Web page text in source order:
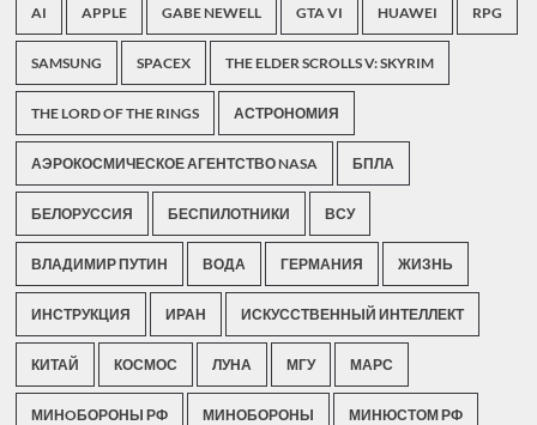
AI APPLE GABE NEWELL GTA VI HUAWEI RPG
SAMSUNG SPACEX THE ELDER SCROLLS V: SKYRIM
THE LORD OF THE RINGS АСТРОНОМИЯ
АЭРОКОСМИЧЕСКОЕ АГЕНТСТВО NASA БПЛА
БЕЛОРУССИЯ БЕСПИЛОТНИКИ ВСУ
ВЛАДИМИР ПУТИН ВОДА ГЕРМАНИЯ ЖИЗНЬ
ИНСТРУКЦИЯ ИРАН ИСКУССТВЕННЫЙ ИНТЕЛЛЕКТ
КИТАЙ КОСМОС ЛУНА МГУ МАРС
МИНOБОРОНЫ РФ МИНОБОРОНЫ МИНЮСТОМ РФ